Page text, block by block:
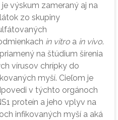
výskum zameraný aj na
zo skupiny
in vitroa in vivo.
na štúdium šírenia
vírusov chrípky do
myší. Cieľom je
v týchto orgánoch
proteín a jeho vplyv na
infikovaných myší a aká